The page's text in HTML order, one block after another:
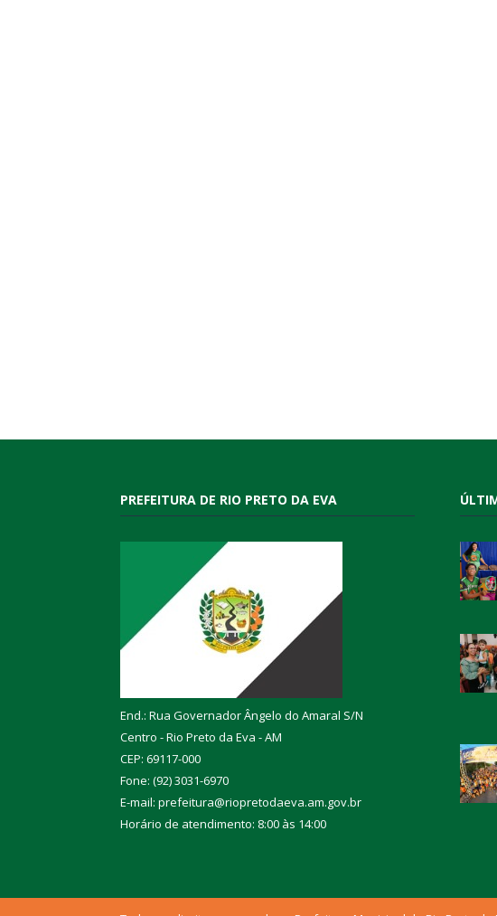
PREFEITURA DE RIO PRETO DA EVA
End.: Rua Governador Ângelo do Amaral S/N
Centro - Rio Preto da Eva - AM
CEP: 69117-000
Fone: (92) 3031-6970
E-mail: prefeitura@riopretodaeva.am.gov.br
Horário de atendimento: 8:00 às 14:00